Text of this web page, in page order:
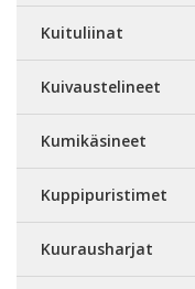
Kuituliinat
Kuivaustelineet
Kumikäsineet
Kuppipuristimet
Kuurausharjat